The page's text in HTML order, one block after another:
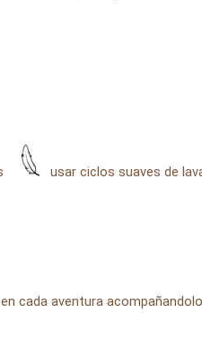
usar ciclos suaves de
cada aventura